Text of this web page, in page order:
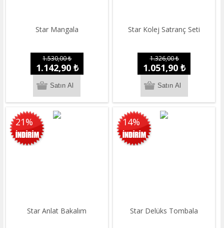
Star Mangala
1.530,00 ₺
1.142,90 ₺
Star Kolej Satranç Seti
1.326,00 ₺
1.051,90 ₺
21%
Star Anlat Bakalım
14%
Star Delüks Tombala